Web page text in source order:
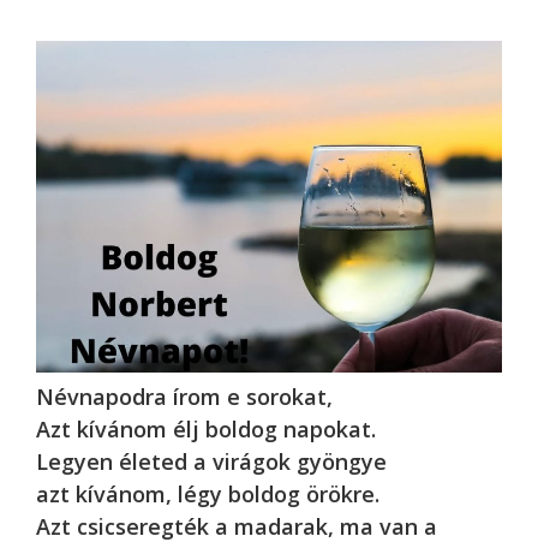
Névnapodra írom e sorokat,
Azt kívánom élj boldog napokat.
Legyen életed a virágok gyöngye
azt kívánom, légy boldog örökre.
Azt csicseregték a madarak, ma van a